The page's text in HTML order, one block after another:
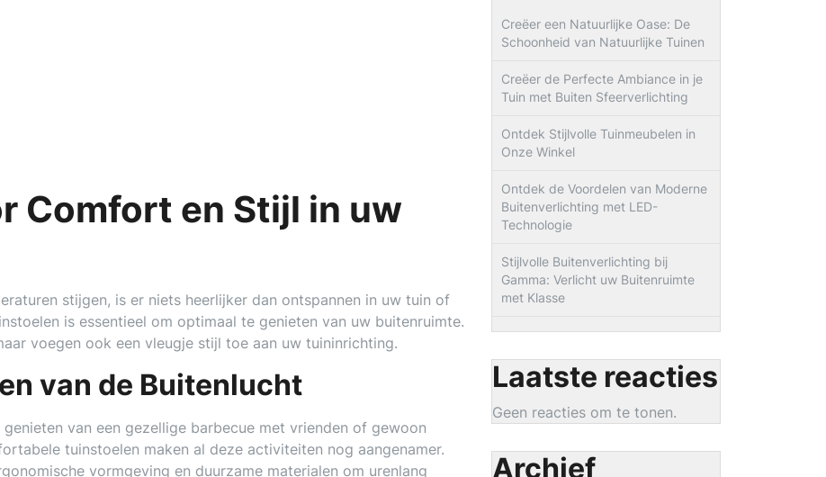
Comfort en Stijl in uw
stijgen, is er niets heerlijker dan ontspannen in uw tuin of
is essentieel om optimaal te genieten van uw buitenruimte.
voegen ook een vleugje stijl toe aan uw tuininrichting.
van de Buitenlucht
van een gezellige barbecue met vrienden of gewoon
tuinstoelen maken al deze activiteiten nog aangenamer.
vormgeving en duurzame materialen om urenlang
Creëer een Natuurlijke Oase: De
Schoonheid van Natuurlijke Tuinen
Creëer de Perfecte Ambiance in je
Tuin met Buiten Sfeerverlichting
Ontdek Stijlvolle Tuinmeubelen in
Onze Winkel
Ontdek de Voordelen van Moderne
Buitenverlichting met LED-
Technologie
Stijlvolle Buitenverlichting bij
Gamma: Verlicht uw Buitenruimte
met Klasse
Laatste reacties
Geen reacties om te tonen.
Archief